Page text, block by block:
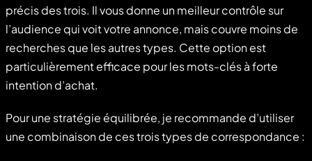
précis des trois. Il vous donne un meilleur contrôle sur
l’audience qui voit votre annonce, mais couvre moins de
recherches que les autres types. Cette option est
particulièrement efficace pour les mots-clés à forte
intention d’achat.
Pour une stratégie équilibrée, je recommande d’utiliser
une combinaison de ces trois types de correspondance :